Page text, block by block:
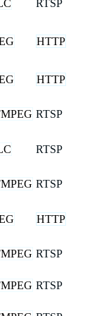
RTSP
HTTP
HTTP
RTSP
RTSP
RTSP
HTTP
RTSP
RTSP